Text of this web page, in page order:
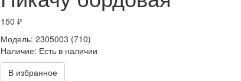
150 ₽
Модель: 2305003 (710)
Наличие: Есть в наличии
В избранное